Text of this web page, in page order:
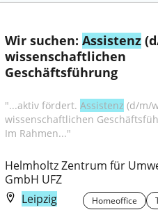
Wir suchen: Assistenz
wissenschaftlichen
Geschäftsführung
"...aktiv fördert. Assistenz (d/m/
wissenschaftlichen
Im Rahmen..."
Helmholtz Zentrum für
GmbH UFZ
Leipzig
Homeoffice